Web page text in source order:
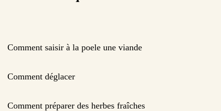
Comment saisir à la poele une viande
Comment déglacer
Comment préparer des herbes fraîches